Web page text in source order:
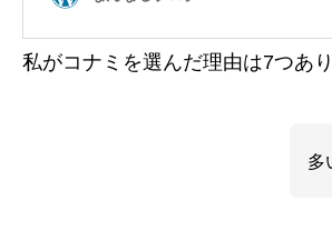
私がコナミを選んだ理由は7つあり
多